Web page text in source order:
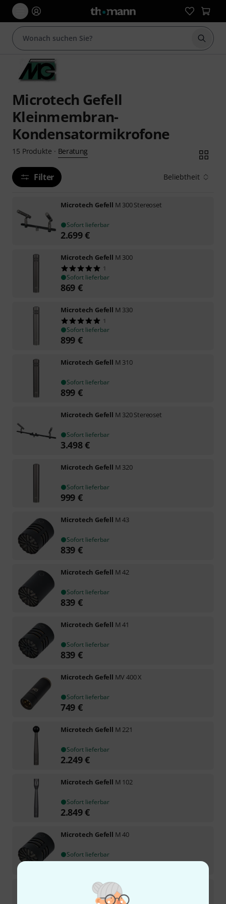
Suche
Microtech Gefell
Kleinmembran-
Kondensatormikrofone
15 Produkte · Beratung
Filter Beliebtheit
Microtech Gefell M 300 Stereoset
Sofort lieferbar
2.699€
Microtech Gefell M 300
1
Sofort lieferbar
869 €
Microtech Gefell M 330
1
Sofort lieferbar
899 €
Microtech Gefell M 310
Sofort lieferbar
899 €
Microtech Gefell M 320 Stereoset
Sofort lieferbar
3.498€
Microtech Gefell M 320
Sofort lieferbar
999 €
Microtech Gefell M 43
Sofort lieferbar
839 €
Microtech Gefell M 42
Sofort lieferbar
839 €
Microtech Gefell M 41
Sofort lieferbar
839 €
Microtech Gefell MV 400 X
Sofort lieferbar
749 €
Microtech Gefell M 221
Sofort lieferbar
2.249€
Microtech Gefell M 102
Sofort lieferbar
2.849€
Microtech Gefell M 40
Sofort lieferbar
789€
Microtech Gefell KEM 975 Dark Bronze